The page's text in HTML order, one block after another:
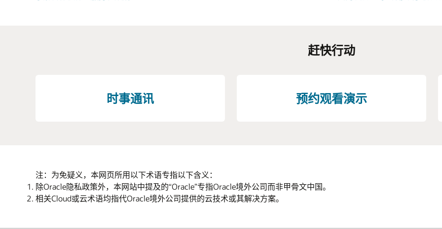
赶快行动
时事通讯 预约观看演示
注：为免疑义，本网页所用以下术语专指以下含义：
除Oracle隐私政策外，本网站中提及的“Oracle”专指Oracle境外公司而非甲骨文中国。
相关Cloud或云术语均指代Oracle境外公司提供的云技术或其解决方案。